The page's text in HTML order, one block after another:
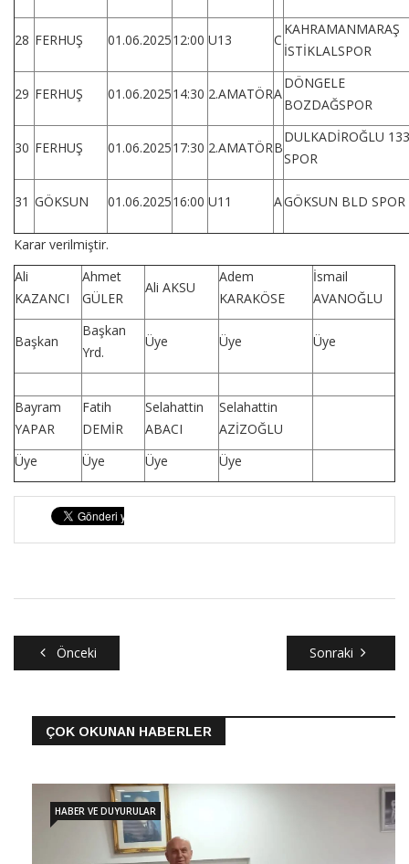
28 FERHUŞ 01.06.202512:00 U13 C
KAHRAMANMARAŞ
İSTİKLALSPOR
29 FERHUŞ 01.06.202514:30 2.AMATÖRA
DÖNGELE
BOZDAĞSPOR
30 FERHUŞ 01.06.202517:30 2.AMATÖRB
DULKADİROĞLU
SPOR
31 GÖKSUN 01.06.202516:00 U11 AGÖKSUN BLD SPOR
Karar verilmiştir.
Ali
KAZANCI
Ahmet
GÜLER
Ali AKSU
Adem
KARAKÖSE
İsmail
AVANOĞLU
Başkan
Başkan
Yrd.
Üye Üye Üye
Bayram
YAPAR
Fatih
DEMİR
Selahattin
ABACI
Selahattin
AZİZOĞLU
Üye
Üye Üye Üye
Önceki Sonraki
ÇOK OKUNAN HABERLER
HABER VE DUYURULAR